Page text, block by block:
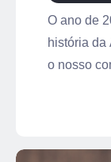
O ano de
história da
o nosso